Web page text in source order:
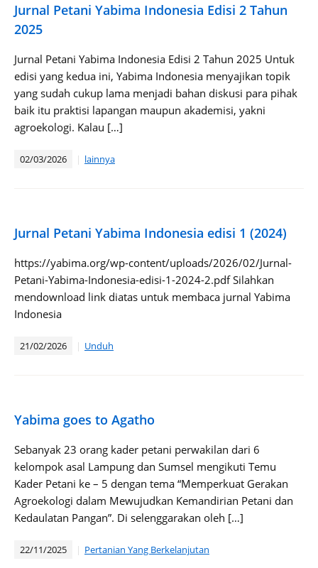
Jurnal Petani Yabima Indonesia Edisi 2 Tahun
2025​
Jurnal Petani Yabima Indonesia Edisi 2 Tahun 2025 Untuk
edisi yang kedua ini, Yabima Indonesia menyajikan topik
yang sudah cukup lama menjadi bahan diskusi para pihak
baik itu praktisi lapangan maupun akademisi, yakni
agroekologi. Kalau […]
02/03/2026 lainnya
Jurnal Petani Yabima Indonesia edisi 1 (2024)
https://yabima.org/wp-content/uploads/2026/02/Jurnal-
Petani-Yabima-Indonesia-edisi-1-2024-2.pdf Silahkan
mendownload link diatas untuk membaca jurnal Yabima
Indonesia
21/02/2026 Unduh
Yabima goes to Agatho
Sebanyak 23 orang kader petani perwakilan dari 6
kelompok asal Lampung dan Sumsel mengikuti Temu
Kader Petani ke – 5 dengan tema “Memperkuat Gerakan
Agroekologi dalam Mewujudkan Kemandirian Petani dan
Kedaulatan Pangan”. Di selenggarakan oleh […]
22/11/2025 Pertanian Yang Berkelanjutan